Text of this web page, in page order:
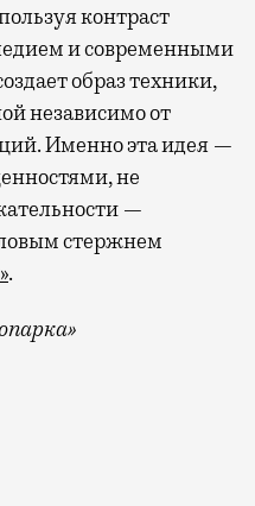
контраст
и современными
образ техники,
независимо от
Именно эта идея —
не
—
стержнем
.
редко выходят за